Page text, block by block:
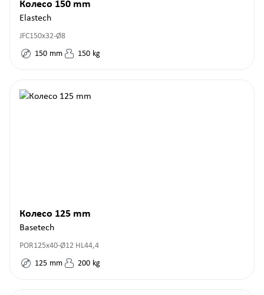
Колесо 150 mm
Elastech
JFC150x32-Ø8
150 mm 150 kg
Колесо 125 mm
Basetech
POR125x40-Ø12 HL44,4
125 mm 200 kg